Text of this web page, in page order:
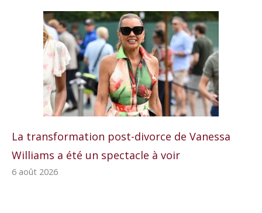
La transformation post-divorce de Vanessa
Williams a été un spectacle à voir
6 août 2026